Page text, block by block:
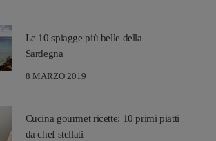
Le 10 spiagge più belle della
Sardegna
8 MARZO 2019
Cucina gourmet ricette: 10 primi piatti
da chef stellati